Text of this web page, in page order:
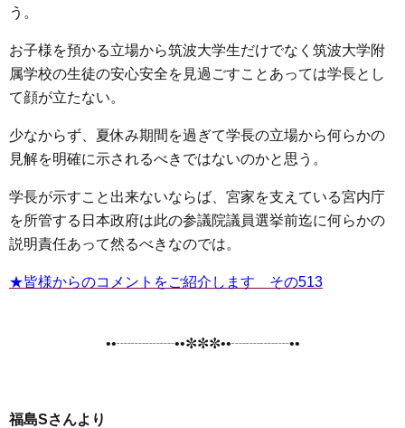
う。
お子様を預かる立場から筑波大学生だけでなく筑波大学附
属学校の生徒の安心安全を見過ごすことあっては学長とし
て顔が立たない。
少なからず、夏休み期間を過ぎて学長の立場から何らかの
見解を明確に示されるべきではないのかと思う。
学長が示すこと出来ないならば、宮家を支えている宮内庁
を所管する日本政府は此の参議院議員選挙前迄に何らかの
説明責任あって然るべきなのでは。
★皆様からのコメントをご紹介します その513
••┈┈┈┈••✼✼✼••┈┈┈┈••
福島Sさんより